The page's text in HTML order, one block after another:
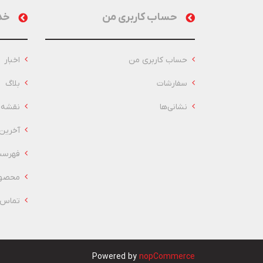
حساب کاربری من
حساب کاربری من
سفارشات
نشانی‌ها
اخبار
بلاگ
تماس
Powered bynopCommerce